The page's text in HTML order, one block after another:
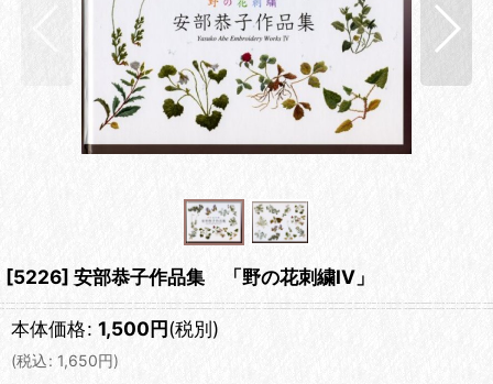
[5226] 安部恭子作品集 「野の花刺繍IV」
本体価格: 1,500円(税別)
(税込: 1,650円)